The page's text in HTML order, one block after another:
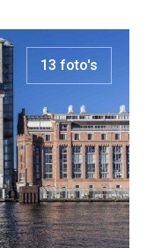
13 foto's